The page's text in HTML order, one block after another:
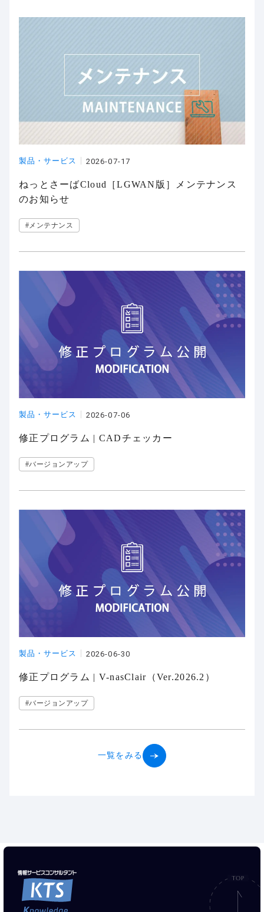
製品・サービス 2026-07-17
ねっとさーばCloud［LGWAN版］メンテナンス
のお知らせ
#メンテナンス
製品・サービス 2026-07-06
修正プログラム | CADチェッカー
#バージョンアップ
製品・サービス 2026-06-30
修正プログラム | V-nasClair（Ver.2026.2）
#バージョンアップ
一覧をみる